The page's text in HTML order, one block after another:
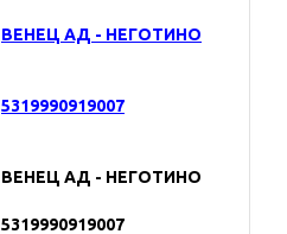
ВЕНЕЦ АД - НЕГОТИНО
5319990919007
ВЕНЕЦ АД - НЕГОТИНО
5319990919007